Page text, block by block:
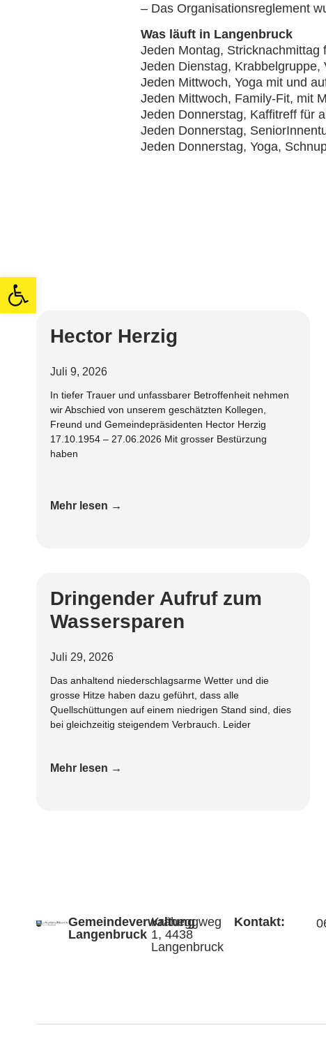
Open toolbar
– Das Organisationsreglement
Was läuft in Langenbruck
Jeden Montag, Stricknachmittag
Jeden Dienstag,
Jeden Mittwoch, Yoga mit und
Jeden Mittwoch, Family-Fit, mit
Jeden Donnerstag, Kaffitreff für
Jeden Donnerstag,
Jeden Donnerstag, Yoga,
Hector Herzig
Juli 9, 2026
In tiefer Trauer und unfassbarer Betroffenheit nehmen
wir Abschied von unserem geschätzten Kollegen,
Freund und Gemeindepräsidenten Hector Herzig
17.10.1954 – 27.06.2026 Mit grosser Bestürzung
haben
Mehr lesen →
Dringender Aufruf zum
Wassersparen
Juli 29, 2026
Das anhaltend niederschlagsarme Wetter und die
grosse Hitze haben dazu geführt, dass alle
Quellschüttungen auf einem niedrigen Stand sind, dies
bei gleichzeitig steigendem Verbrauch. Leider
Mehr lesen →
Gemeindeverwaltung
Langenbruck
Kräheggweg
1, 4438
Langenbruck
Kontakt: